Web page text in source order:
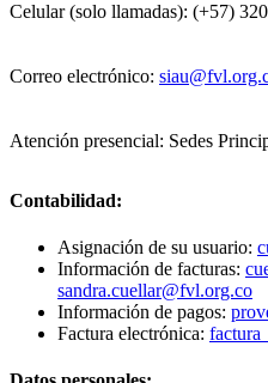
Celular (solo llamadas): (+57)
Correo electrónico:
Atención presencial: Sedes
Contabilidad:
Asignación de su usuario:
Información de facturas:
sandra.cuellar@fvl.org.co
Información de pagos:
Factura electrónica: